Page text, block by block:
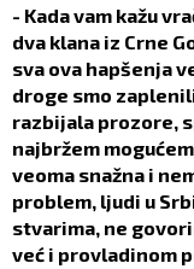
- Kada vam kažu
dva klana iz Crne
sva ova hapšenja
droge smo
razbijala prozore,
najbržem
veoma snažna i
problem, ljudi u
stvarima, ne
već i provladinom